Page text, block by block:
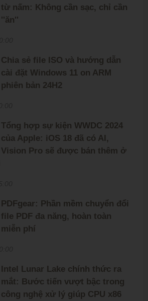
từ nấm: Không cần sạc, chỉ cần
''ăn''
Chia sẻ file ISO và hướng dẫn
cài đặt Windows 11 on ARM
phiên bản 24H2
Tổng hợp sự kiện WWDC 2024
của Apple: iOS 18 đã có AI,
Vision Pro sẽ được bán thêm ở
PDFgear: Phần mềm chuyển đổi
file PDF đa năng, hoàn toàn
miễn phí
Intel Lunar Lake chính thức ra
mắt: Bước tiến vượt bậc trong
công nghệ xử lý giúp CPU x86